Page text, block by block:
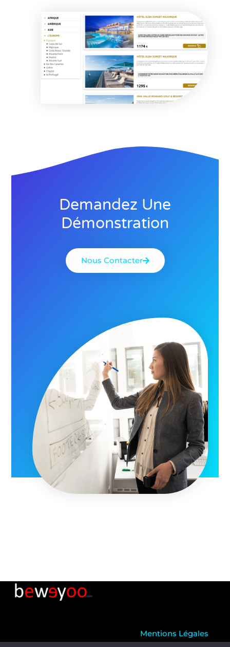
Demandez Une
Démonstration
Nous Contacter
Mentions Légales